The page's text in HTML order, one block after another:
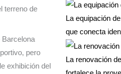
terreno de
Barcelona
pero
exhibición del
La equipación
que conecta
La renovación